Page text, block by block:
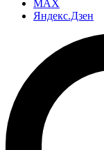
MAX
Яндекс.Дзен